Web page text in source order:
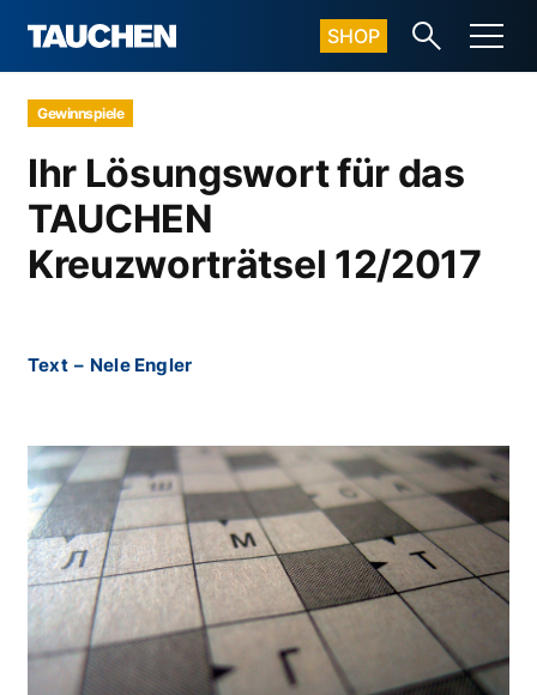
SHOP
Gewinnspiele
Ihr Lösungswort für das
TAUCHEN
Kreuzworträtsel 12/2017
Text – Nele Engler